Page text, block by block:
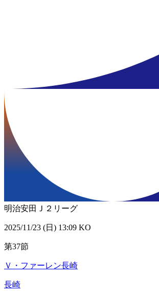
明治安田Ｊ２リーグ
2025/11/23 (日) 13:09 KO
第37節
Ｖ・ファーレン長崎
長崎